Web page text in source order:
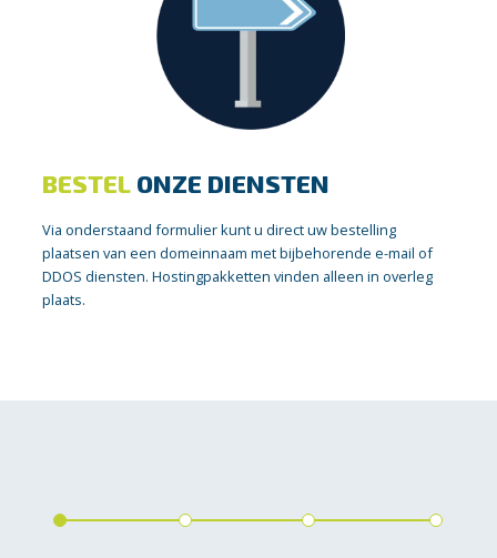
BESTEL ONZE DIENSTEN
Via onderstaand formulier kunt u direct uw bestelling
plaatsen van een domeinnaam met bijbehorende e-mail of
DDOS diensten. Hostingpakketten vinden alleen in overleg
plaats.